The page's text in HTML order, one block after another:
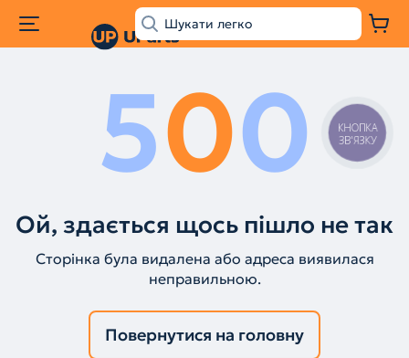
500
Ой, здається щось пішло не так
Сторінка була видалена або адреса виявилася
неправильною.
Повернутися на головну
КНОПКА
ЗВ'ЯЗКУ